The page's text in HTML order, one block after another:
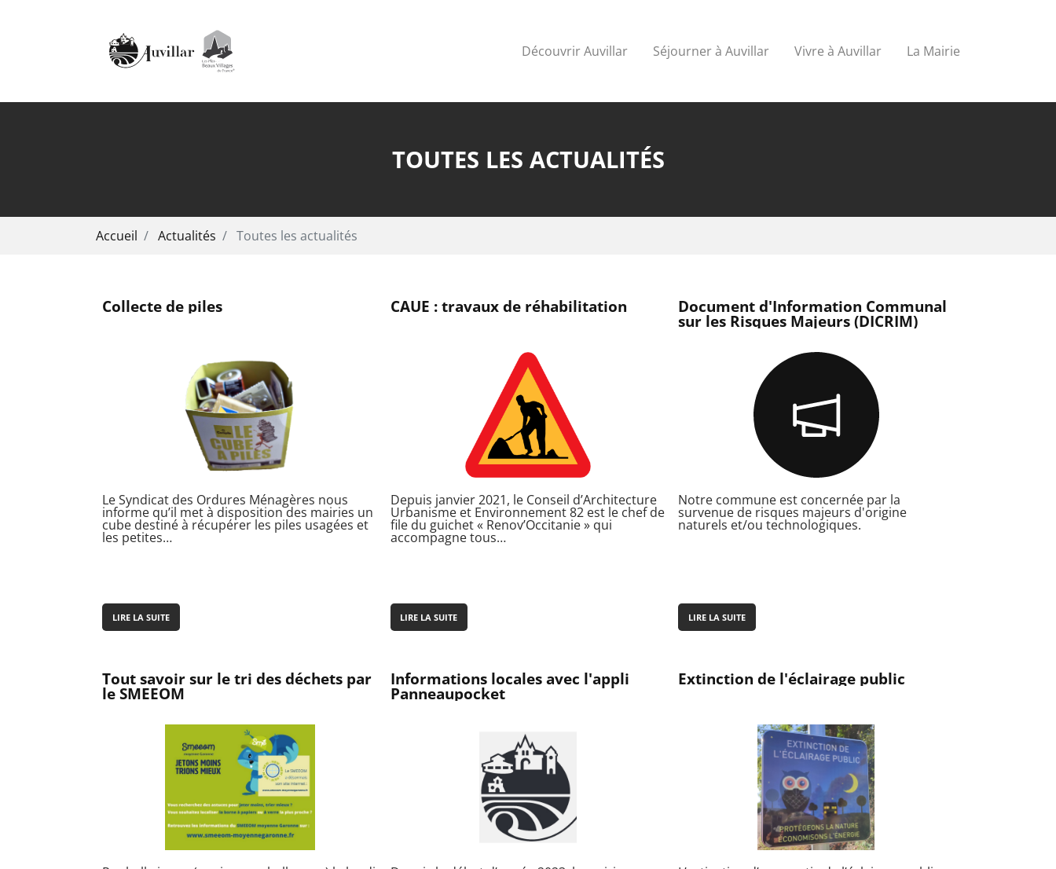
Découvrir Auvillar Séjourner à Auvillar Vivre à Auvillar La Mairie
TOUTES LES ACTUALITÉS
Accueil Actualités Toutes les actualités
Collecte de piles
Le Syndicat des Ordures Ménagères nous
informe qu’il met à disposition des mairies un
cube destiné à récupérer les piles usagées et
les petites…
LIRE LA SUITE
CAUE : travaux de réhabilitation
Depuis janvier 2021, le Conseil d’Architecture
Urbanisme et Environnement 82 est le chef de
file du guichet « Renov’Occitanie » qui
accompagne tous…
LIRE LA SUITE
Document d'Information Communal
sur les Risques Majeurs (DICRIM)
Notre commune est concernée par la
survenue de risques majeurs d'origine
naturels et/ou technologiques.
LIRE LA SUITE
Tout savoir sur le tri des déchets par
le SMEEOM
Informations locales avec l'appli
Panneaupocket
Extinction de l'éclairage public